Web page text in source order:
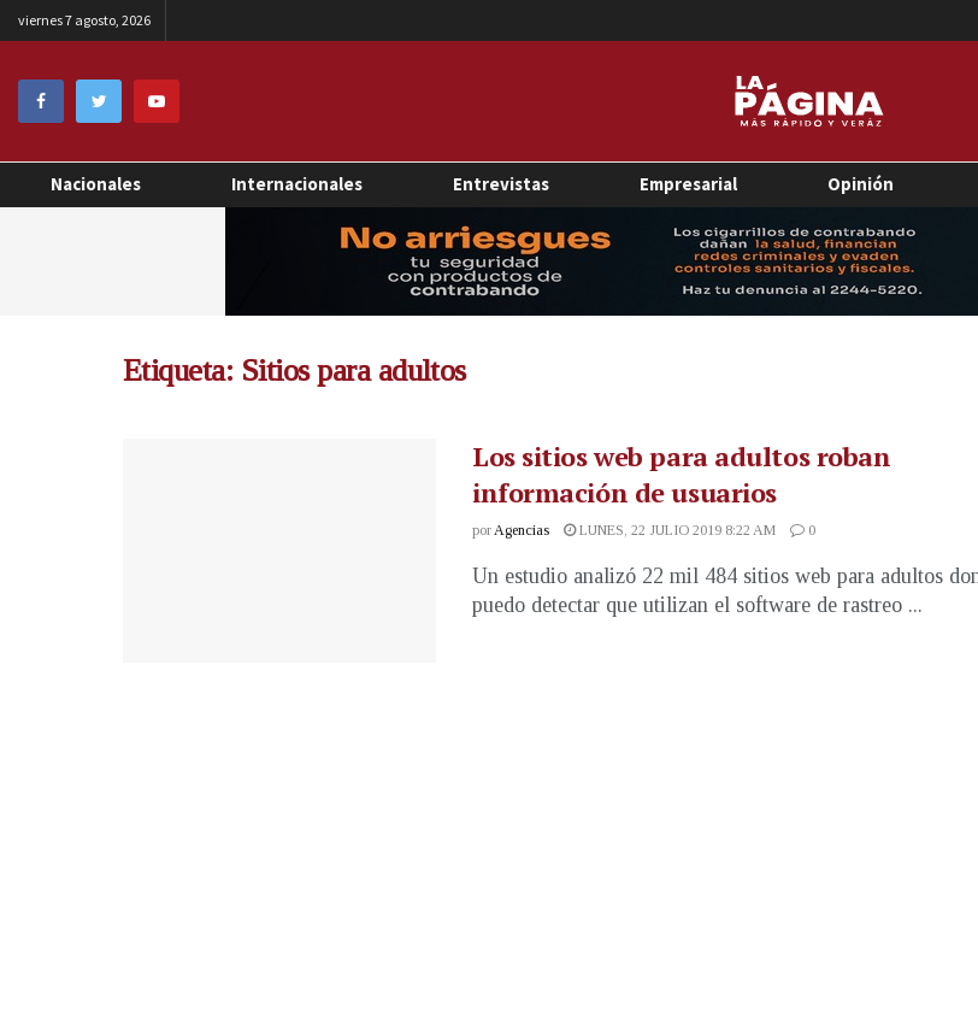
viernes 7 agosto, 2026
Nacionales Internacionales Entrevistas Empresarial Opinión
Etiqueta: Sitios para adultos
Los sitios web para adultos roban
información de usuarios
porAgencias LUNES, 22 JULIO 2019 8:22 AM 0
Un estudio analizó 22 mil 484 sitios web para adultos
puedo detectar que utilizan el software de rastreo ...